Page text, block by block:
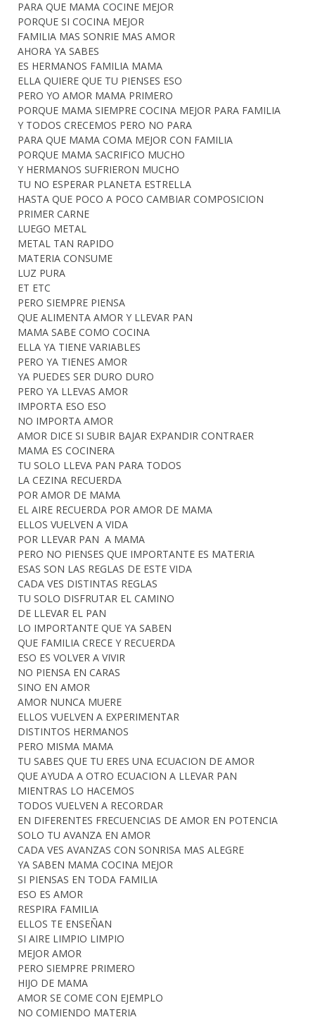
PARA QUE MAMA COCINE MEJOR
PORQUE SI COCINA MEJOR
FAMILIA MAS SONRIE MAS AMOR
AHORA YA SABES
ES HERMANOS FAMILIA MAMA
ELLA QUIERE QUE TU PIENSES ESO
PERO YO AMOR MAMA PRIMERO
PORQUE MAMA SIEMPRE COCINA MEJOR PARA FAMILIA
Y TODOS CRECEMOS PERO NO PARA
PARA QUE MAMA COMA MEJOR CON FAMILIA
PORQUE MAMA SACRIFICO MUCHO
Y HERMANOS SUFRIERON MUCHO
TU NO ESPERAR PLANETA ESTRELLA
HASTA QUE POCO A POCO CAMBIAR COMPOSICION
PRIMER CARNE
LUEGO METAL
METAL TAN RAPIDO
MATERIA CONSUME
LUZ PURA
ET ETC
PERO SIEMPRE PIENSA
QUE ALIMENTA AMOR Y LLEVAR PAN
MAMA SABE COMO COCINA
ELLA YA TIENE VARIABLES
PERO YA TIENES AMOR
YA PUEDES SER DURO DURO
PERO YA LLEVAS AMOR
IMPORTA ESO ESO
NO IMPORTA AMOR
AMOR DICE SI SUBIR BAJAR EXPANDIR CONTRAER
MAMA ES COCINERA
TU SOLO LLEVA PAN PARA TODOS
LA CEZINA RECUERDA
POR AMOR DE MAMA
EL AIRE RECUERDA POR AMOR DE MAMA
ELLOS VUELVEN A VIDA
POR LLEVAR PAN A MAMA
PERO NO PIENSES QUE IMPORTANTE ES MATERIA
ESAS SON LAS REGLAS DE ESTE VIDA
CADA VES DISTINTAS REGLAS
TU SOLO DISFRUTAR EL CAMINO
DE LLEVAR EL PAN
LO IMPORTANTE QUE YA SABEN
QUE FAMILIA CRECE Y RECUERDA
ESO ES VOLVER A VIVIR
NO PIENSA EN CARAS
SINO EN AMOR
AMOR NUNCA MUERE
ELLOS VUELVEN A EXPERIMENTAR
DISTINTOS HERMANOS
PERO MISMA MAMA
TU SABES QUE TU ERES UNA ECUACION DE AMOR
QUE AYUDA A OTRO ECUACION A LLEVAR PAN
MIENTRAS LO HACEMOS
TODOS VUELVEN A RECORDAR
EN DIFERENTES FRECUENCIAS DE AMOR EN POTENCIA
SOLO TU AVANZA EN AMOR
CADA VES AVANZAS CON SONRISA MAS ALEGRE
YA SABEN MAMA COCINA MEJOR
SI PIENSAS EN TODA FAMILIA
ESO ES AMOR
RESPIRA FAMILIA
ELLOS TE ENSEÑAN
SI AIRE LIMPIO LIMPIO
MEJOR AMOR
PERO SIEMPRE PRIMERO
HIJO DE MAMA
AMOR SE COME CON EJEMPLO
NO COMIENDO MATERIA